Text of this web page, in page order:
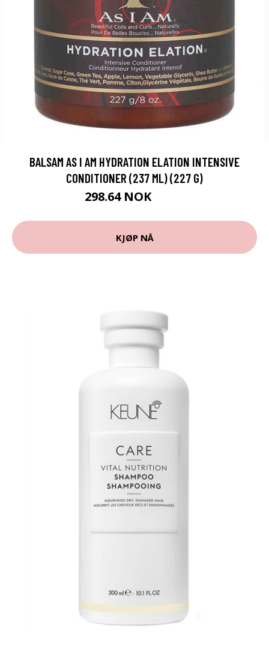
BALSAM AS I AM HYDRATION ELATION INTENSIVE
CONDITIONER (237 ML) (227 G)
298.64 NOK
KJØP NÅ